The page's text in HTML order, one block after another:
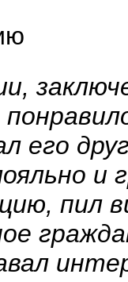
его
и
пил